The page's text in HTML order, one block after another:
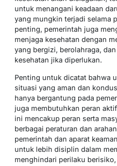
untuk menangani keadaan
yang mungkin terjadi selama
penting, pemerintah juga
menjaga kesehatan dengan
yang bergizi, berolahraga,
kesehatan jika diperlukan.
Penting untuk dicatat bahwa
situasi yang aman dan
hanya bergantung pada
juga membutuhkan peran
ini mencakup peran serta
berbagai peraturan dan
pemerintah dan aparat
untuk lebih disiplin dalam
menghindari perilaku